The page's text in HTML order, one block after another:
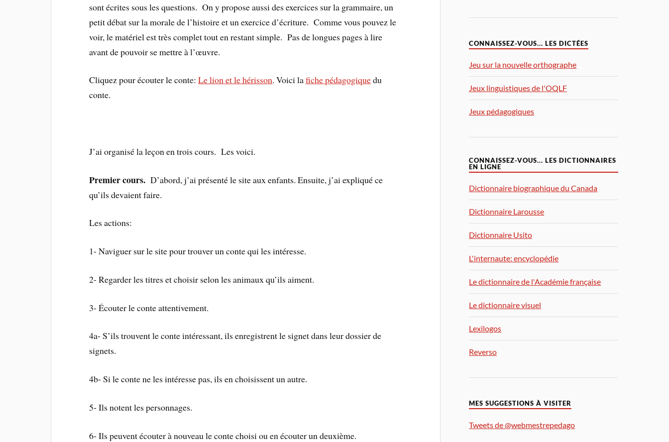
sont écrites sous les questions. On y propose aussi des exercices sur la grammaire, un
petit débat sur la morale de l’histoire et un exercice d’écriture. Comme vous pouvez le
voir, le matériel est très complet tout en restant simple. Pas de longues pages à lire
avant de pouvoir se mettre à l’œuvre.
Cliquez pour écouter le conte:Le lion et le hérisson. Voici lafiche pédagogiquedu
conte.
J’ai organisé la leçon en trois cours. Les voici.
Premier cours. D’abord, j’ai présenté le site aux enfants. Ensuite, j’ai expliqué ce
qu’ils devaient faire.
Les actions:
1- Naviguer sur le site pour trouver un conte qui les intéresse.
2- Regarder les titres et choisir selon les animaux qu’ils aiment.
3- Écouter le conte attentivement.
4a- S’ils trouvent le conte intéressant, ils enregistrent le signet dans leur dossier de
signets.
4b- Si le conte ne les intéresse pas, ils en choisissent un autre.
5- Ils notent les personnages.
6- Ils peuvent écouter à nouveau le conte choisi ou en écouter un deuxième.
CONNAISSEZ-VOUS... LES DICTÉES
Jeu sur la nouvelle orthographe
Jeux linguistiques de l'OQLF
Jeux pédagogiques
CONNAISSEZ-VOUS... LES DICTIONNAIRES
EN LIGNE
Dictionnaire biographique du Canada
Dictionnaire Larousse
Dictionnaire Usito
L'internaute: encyclopédie
Le dictionnaire de l'Académie française
Le dictionnaire visuel
Lexilogos
Reverso
MES SUGGESTIONS À VISITER
Tweets de @webmestrepedago